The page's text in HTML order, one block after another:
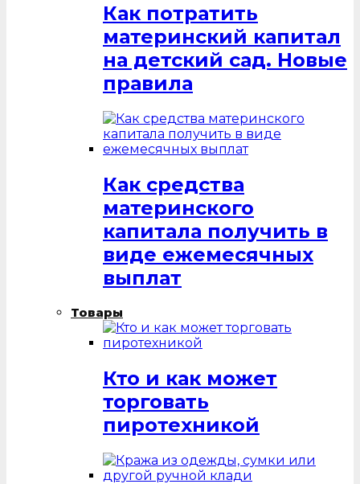
Как потратить
материнский капитал
на детский сад. Новые
правила
Как средства
материнского
капитала получить в
виде ежемесячных
выплат
Товары
Кто и как может
торговать
пиротехникой